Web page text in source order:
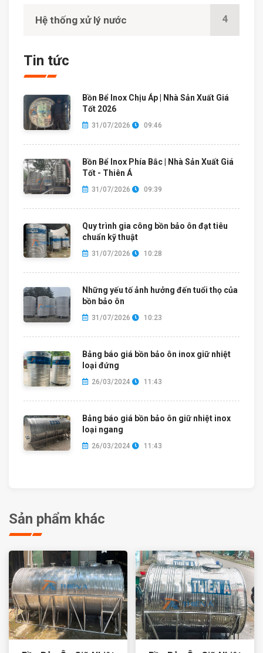
Hệ thống xử lý nước 4
Tin tức
Bồn Bể Inox Chịu Áp | Nhà Sản Xuất Giá
Tốt 2026
31/07/2026 09:46
Bồn Bể Inox Phía Bắc | Nhà Sản Xuất Giá
Tốt - Thiên Á
31/07/2026 09:39
Quy trình gia công bồn bảo ôn đạt tiêu
chuẩn kỹ thuật
31/07/2026 10:28
Những yếu tố ảnh hưởng đến tuổi thọ của
bồn bảo ôn
31/07/2026 10:23
Bảng báo giá bồn bảo ôn inox giữ nhiệt
loại đứng
26/03/2024 11:43
Bảng báo giá bồn bảo ôn giữ nhiệt inox
loại ngang
26/03/2024 11:43
Sản phẩm khác